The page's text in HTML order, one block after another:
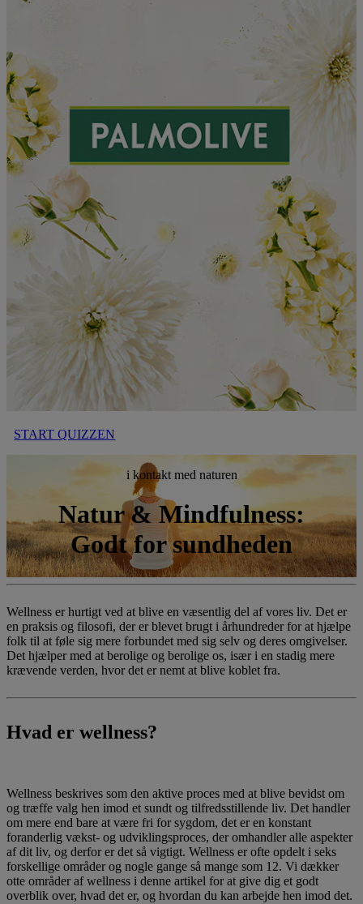
START QUIZZEN
i kontakt med naturen
Natur & Mindfulness:
Godt for sundheden
Wellness er hurtigt ved at blive en væsentlig del af vores liv. Det er
en praksis og filosofi, der er blevet brugt i århundreder for at hjælpe
folk til at føle sig mere forbundet med sig selv og deres omgivelser.
Det hjælper med at berolige og berolige os, især i en stadig mere
krævende verden, hvor det er nemt at blive koblet fra.
Hvad er wellness?
Wellness beskrives som den aktive proces med at blive bevidst om
og træffe valg hen imod et sundt og tilfredsstillende liv. Det handler
om mere end bare at være fri for sygdom, det er en konstant
foranderlig vækst- og udviklingsproces, der omhandler alle aspekter
af dit liv, og derfor er det så vigtigt. Wellness er ofte opdelt i seks
forskellige områder og nogle gange så mange som 12. Vi dækker
otte områder af wellness i denne artikel for at give dig et godt
overblik over, hvad det er, og hvordan du kan arbejde hen imod det.